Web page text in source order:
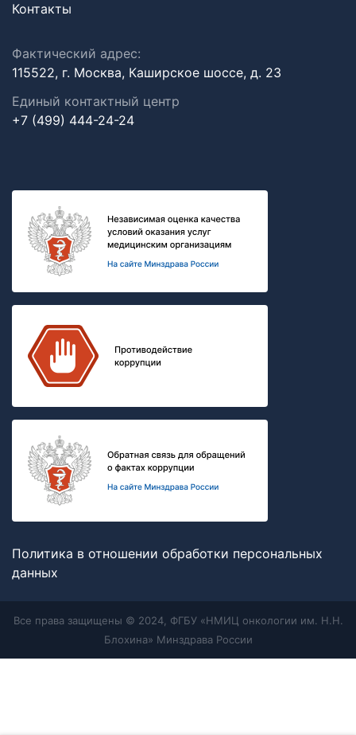
Контакты
Фактический адрес:
115522, г. Москва, Каширское шоссе, д. 23
Единый контактный центр
+7 (499) 444-24-24
Политика в отношении обработки персональных
данных
Все права защищены © 2024, ФГБУ «НМИЦ онкологии им. Н.Н.
Блохина» Минздрава России